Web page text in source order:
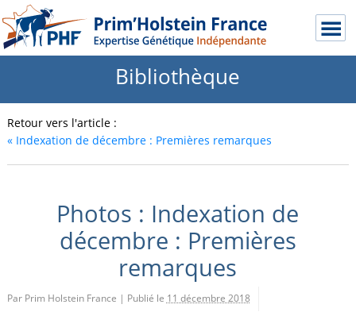
Bibliothèque
Retour vers l'article :
«Indexation de décembre : Premières remarques
Photos : Indexation de
décembre : Premières
remarques
Par Prim Holstein France | Publié le 11 décembre 2018